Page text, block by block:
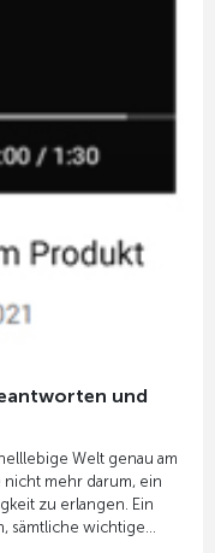
und
Welt genau am
mehr darum, ein
zu erlangen. Ein
sämtliche wichtige